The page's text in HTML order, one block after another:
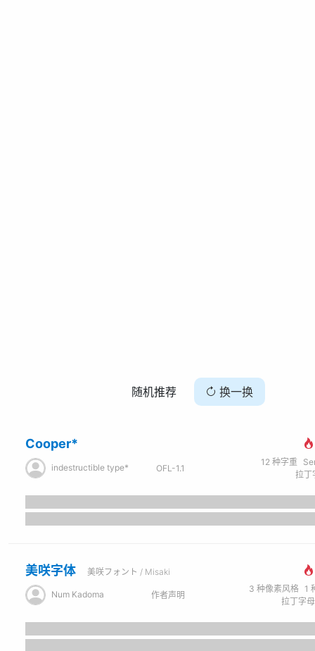
随机推荐 换一换
Cooper*
indestructible type* OFL-1.1
12 种字重
拉丁
美咲字体 美咲フォント / Misaki
Num Kadoma 作者声明
3 种像素风格 1